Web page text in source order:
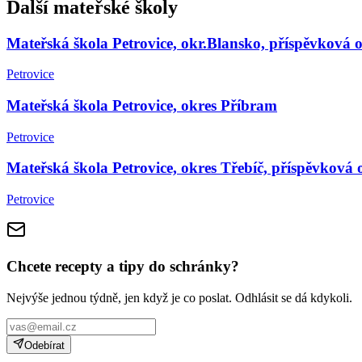
Další mateřské školy
Mateřská škola Petrovice, okr.Blansko, příspěvková
Petrovice
Mateřská škola Petrovice, okres Příbram
Petrovice
Mateřská škola Petrovice, okres Třebíč, příspěvková
Petrovice
Chcete recepty a tipy do schránky?
Nejvýše jednou týdně, jen když je co poslat. Odhlásit se dá kdykoli.
Odebírat